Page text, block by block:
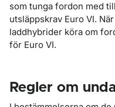
som tunga fordon med
utsläppskrav Euro VI.
laddhybrider köra om
för Euro VI.
Regler om